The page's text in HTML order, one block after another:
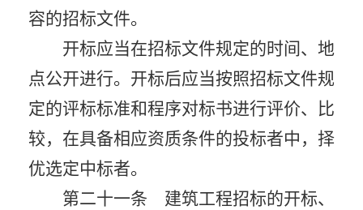
容的招标文件。
开标应当在招标文件规定的时间、地
点公开进行。开标后应当按照招标文件规
定的评标标准和程序对标书进行评价、比
较，在具备相应资质条件的投标者中，择
优选定中标者。
第二十一条 建筑工程招标的开标、